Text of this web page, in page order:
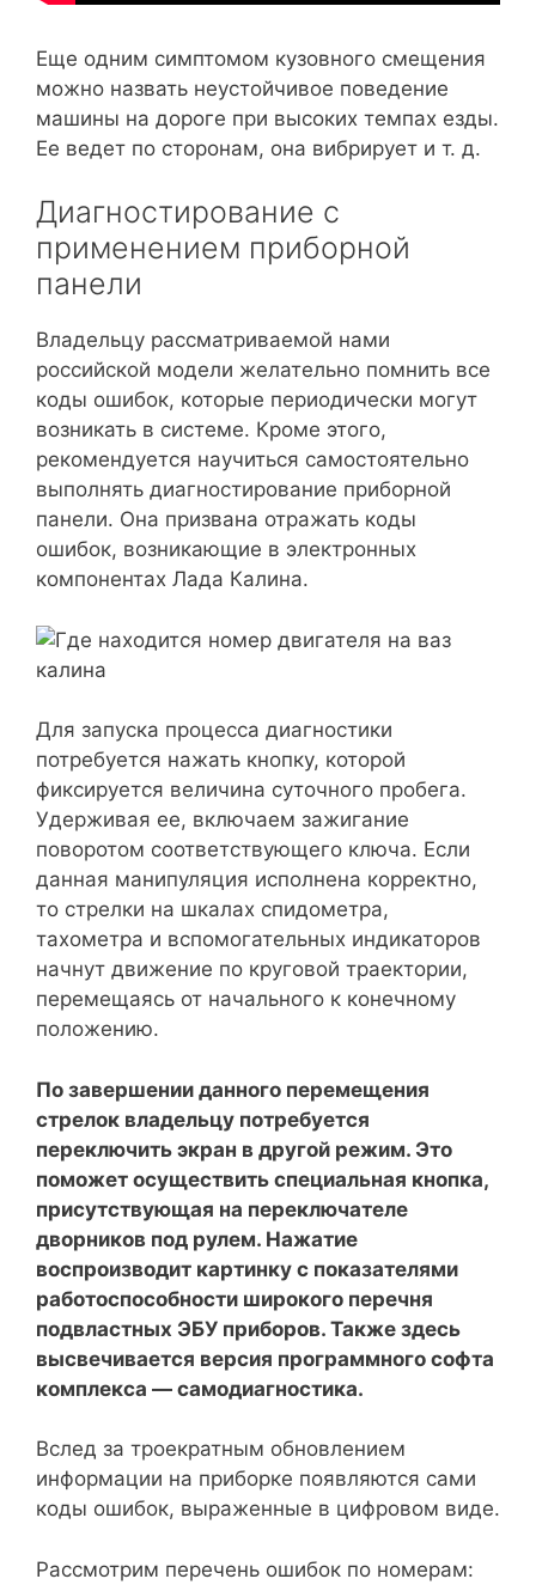
Еще одним симптомом кузовного смещения
можно назвать неустойчивое поведение
машины на дороге при высоких темпах езды.
Ее ведет по сторонам, она вибрирует и т. д.
Диагностирование с
применением приборной
панели
Владельцу рассматриваемой нами
российской модели желательно помнить все
коды ошибок, которые периодически могут
возникать в системе. Кроме этого,
рекомендуется научиться самостоятельно
выполнять диагностирование приборной
панели. Она призвана отражать коды
ошибок, возникающие в электронных
компонентах Лада Калина.
Для запуска процесса диагностики
потребуется нажать кнопку, которой
фиксируется величина суточного пробега.
Удерживая ее, включаем зажигание
поворотом соответствующего ключа. Если
данная манипуляция исполнена корректно,
то стрелки на шкалах спидометра,
тахометра и вспомогательных индикаторов
начнут движение по круговой траектории,
перемещаясь от начального к конечному
положению.
По завершении данного перемещения
стрелок владельцу потребуется
переключить экран в другой режим. Это
поможет осуществить специальная кнопка,
присутствующая на переключателе
дворников под рулем. Нажатие
воспроизводит картинку с показателями
работоспособности широкого перечня
подвластных ЭБУ приборов. Также здесь
высвечивается версия программного софта
комплекса — самодиагностика.
Вслед за троекратным обновлением
информации на приборке появляются сами
коды ошибок, выраженные в цифровом виде.
Рассмотрим перечень ошибок по номерам: